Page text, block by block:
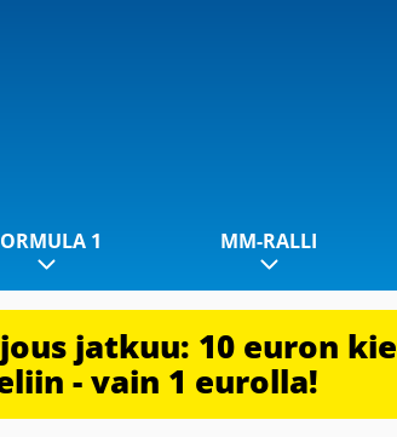
1 MM-RALLI
jatkuu: 10 euron
- vain 1 eurolla!